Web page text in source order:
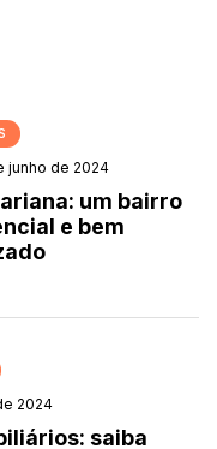
junho de 2024
um bairro
e bem
2024
saiba